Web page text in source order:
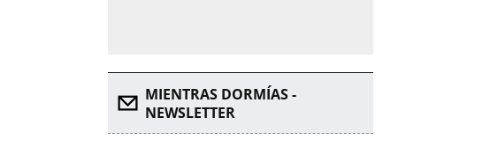
MIENTRAS DORMÍAS -
NEWSLETTER